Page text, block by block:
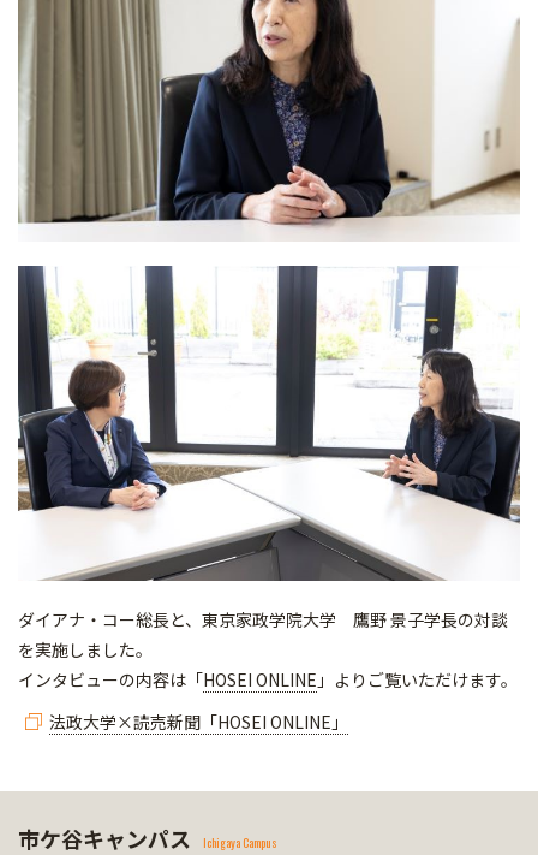
ダイアナ・コー総長と、東京家政学院大学 鷹野 景子学長の対談
を実施しました。
インタビューの内容は「HOSEI ONLINE 」よりご覧いただけます。
法政大学×読売新聞「HOSEI ONLINE」
市ケ谷キャンパス Ichigaya Campus